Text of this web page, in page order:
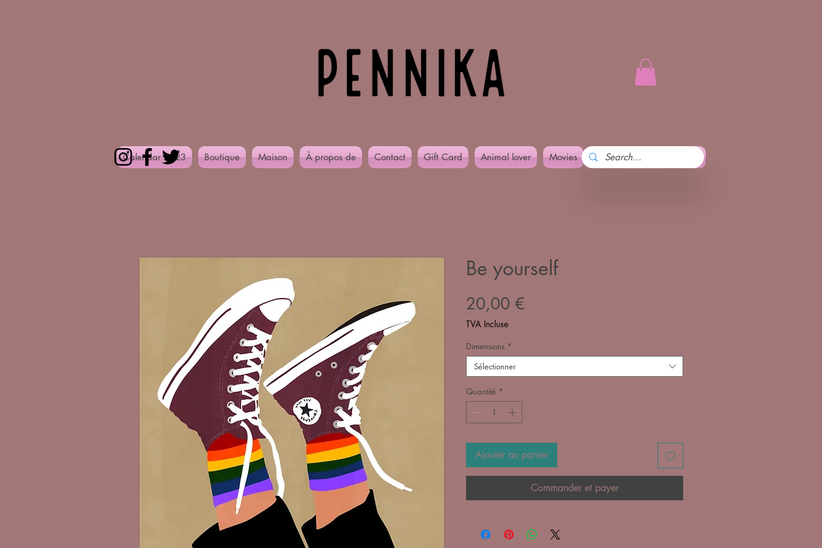
Calendar 2023 Boutique Maison À propos de Contact Gift Card Animal lover Movies Art and Pennika
Be yourself
20,00 €
TVA Incluse
Dimensions *
Sélectionner
Quantité *
Ajouter au panier
Commander et payer